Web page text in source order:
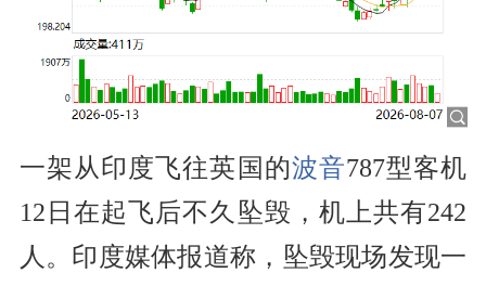
一架从印度飞往英国的波音787型客机
12日在起飞后不久坠毁，机上共有242
人。印度媒体报道称，坠毁现场发现一